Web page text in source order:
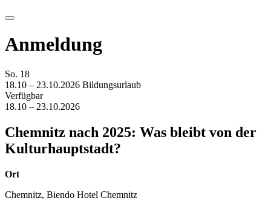
Anmeldung
So. 18
18.10 – 23.10.2026 Bildungsurlaub
Verfügbar
18.10 – 23.10.2026
Chemnitz nach 2025: Was bleibt von der
Kulturhauptstadt?
Ort
Chemnitz, Biendo Hotel Chemnitz